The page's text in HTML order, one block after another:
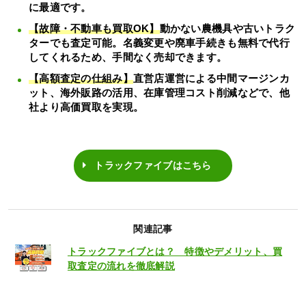
に最適です。
【故障・不動車も買取OK】動かない農機具や古いトラク
ターでも査定可能。名義変更や廃車手続きも無料で代行
してくれるため、手間なく売却できます。
【高額査定の仕組み】直営店運営による中間マージンカ
ット、海外販路の活用、在庫管理コスト削減などで、他
社より高価買取を実現。
トラックファイブはこちら
関連記事
トラックファイブとは？ 特徴やデメリット、買
取査定の流れを徹底解説